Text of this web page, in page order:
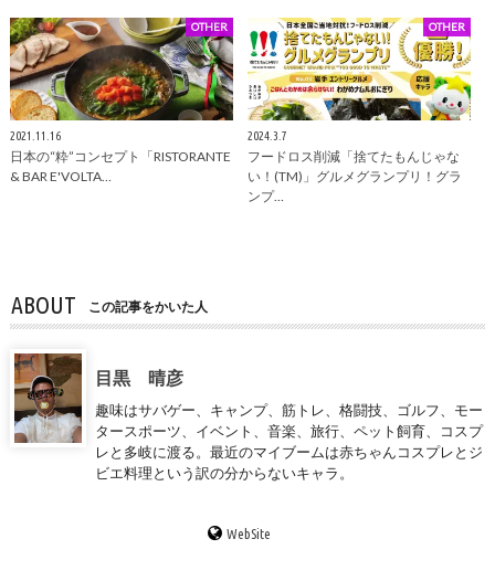
OTHER
2021.11.16
日本の“粋”コンセプト「RISTORANTE
& BAR E'VOLTA…
OTHER
2024.3.7
フードロス削減「捨てたもんじゃな
い！(TM)」グルメグランプリ！グラ
ンプ…
ABOUT この記事をかいた人
目黒 晴彦
趣味はサバゲー、キャンプ、筋トレ、格闘技、ゴルフ、モー
タースポーツ、イベント、音楽、旅行、ペット飼育、コスプ
レと多岐に渡る。最近のマイブームは赤ちゃんコスプレとジ
ビエ料理という訳の分からないキャラ。
WebSite